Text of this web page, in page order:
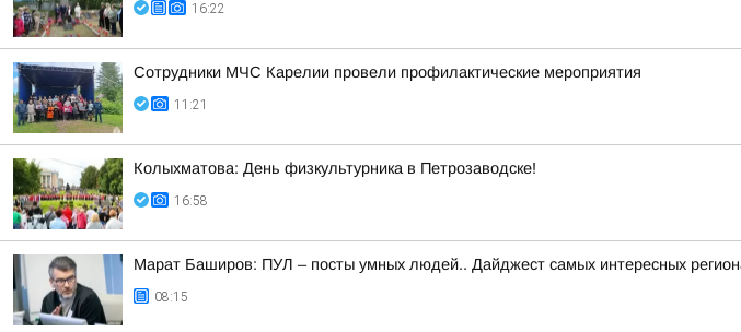
16:22
Сотрудники МЧС Карелии провели профилактические мероприятия
11:21
Колыхматова: День физкультурника в Петрозаводске!
16:58
Марат Баширов: ПУЛ – посты умных людей.. Дайджест самых интересных
08:15